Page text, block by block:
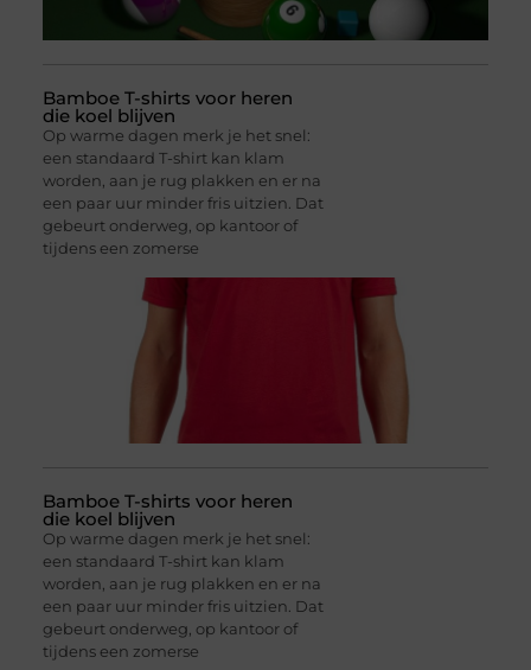
Bamboe T-shirts voor heren
die koel blijven
Op warme dagen merk je het snel:
een standaard T-shirt kan klam
worden, aan je rug plakken en er na
een paar uur minder fris uitzien. Dat
gebeurt onderweg, op kantoor of
tijdens een zomerse
Bamboe T-shirts voor heren
die koel blijven
Op warme dagen merk je het snel:
een standaard T-shirt kan klam
worden, aan je rug plakken en er na
een paar uur minder fris uitzien. Dat
gebeurt onderweg, op kantoor of
tijdens een zomerse